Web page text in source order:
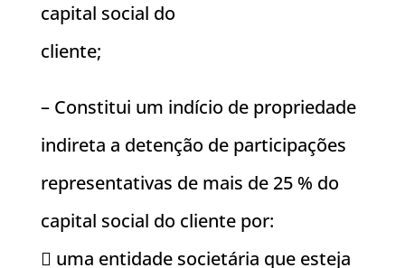
capital social do
cliente;
– Constitui um indício de propriedade
indireta a detenção de participações
representativas de mais de 25 % do
capital social do cliente por:
 uma entidade societária que esteja